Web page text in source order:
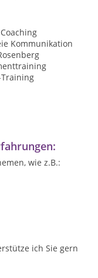
Kommunikation
wie z.B.:
ich Sie gern